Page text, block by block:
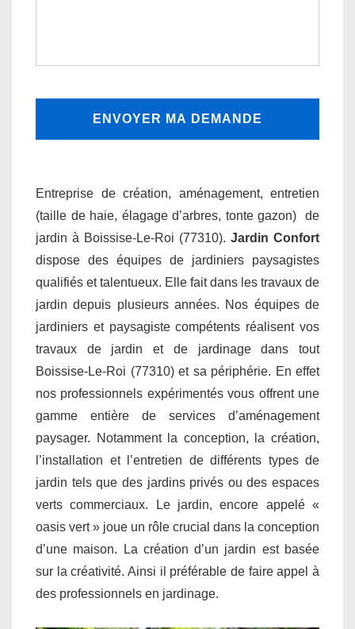
Entreprise de création, aménagement, entretien
(taille de haie, élagage d’arbres, tonte gazon) de
jardin à Boissise-Le-Roi (77310). Jardin Confort
dispose des équipes de jardiniers paysagistes
qualifiés et talentueux. Elle fait dans les travaux de
jardin depuis plusieurs années. Nos équipes de
jardiniers et paysagiste compétents réalisent vos
travaux de jardin et de jardinage dans tout
Boissise-Le-Roi (77310) et sa périphérie. En effet
nos professionnels expérimentés vous offrent une
gamme entière de services d’aménagement
paysager. Notamment la conception, la création,
l’installation et l’entretien de différents types de
jardin tels que des jardins privés ou des espaces
verts commerciaux. Le jardin, encore appelé «
oasis vert » joue un rôle crucial dans la conception
d’une maison. La création d’un jardin est basée
sur la créativité. Ainsi il préférable de faire appel à
des professionnels en jardinage.